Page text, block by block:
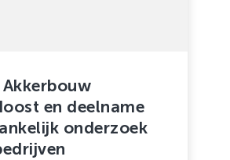
en deelname
onderzoek